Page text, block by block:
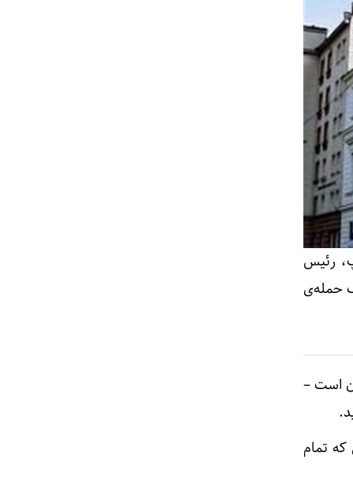
رئیس
حمله‌ی
است –
که تمام